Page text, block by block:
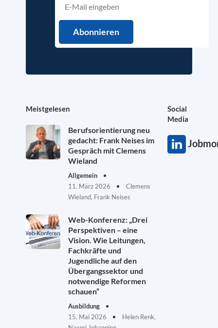
Meistgelesen
Berufsorientierung neu
gedacht: Frank Neises im
Gespräch mit Clemens
Wieland
Allgemein
11. März 2026
Clemens
Wieland, Frank Neises
Web-Konferenz: „Drei
Perspektiven – eine
Vision. Wie Leitungen,
Fachkräfte und
Jugendliche auf den
Übergangssektor und
notwendige Reformen
schauen“
Ausbildung
15. Mai 2026
Helen Renk,
Social
Media